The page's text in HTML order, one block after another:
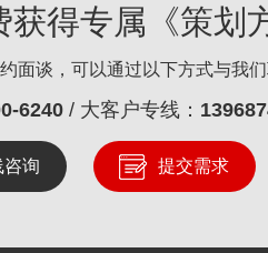
得专属《策划
面谈，可以通过以下方式与我
6240/ 大客户专线：
咨询 提交需求